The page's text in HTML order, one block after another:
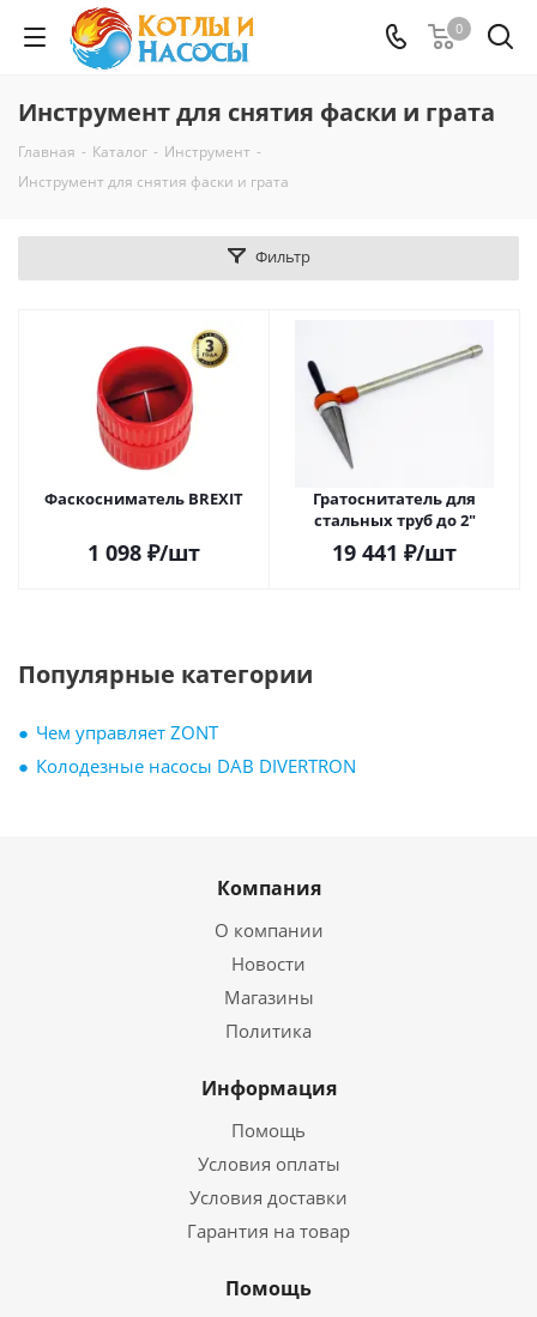
0
Инструмент для снятия фаски и грата
Главная - Каталог - Инструмент -
Инструмент для снятия фаски и грата
Фильтр
Фаскосниматель BREXIT
1 098 ₽/шт
Гратоснитатель для
стальных труб до 2"
19 441 ₽/шт
Популярные категории
Чем управляет ZONT
Колодезные насосы DAB DIVERTRON
Компания
О компании
Новости
Магазины
Политика
Информация
Помощь
Условия оплаты
Условия доставки
Гарантия на товар
Помощь